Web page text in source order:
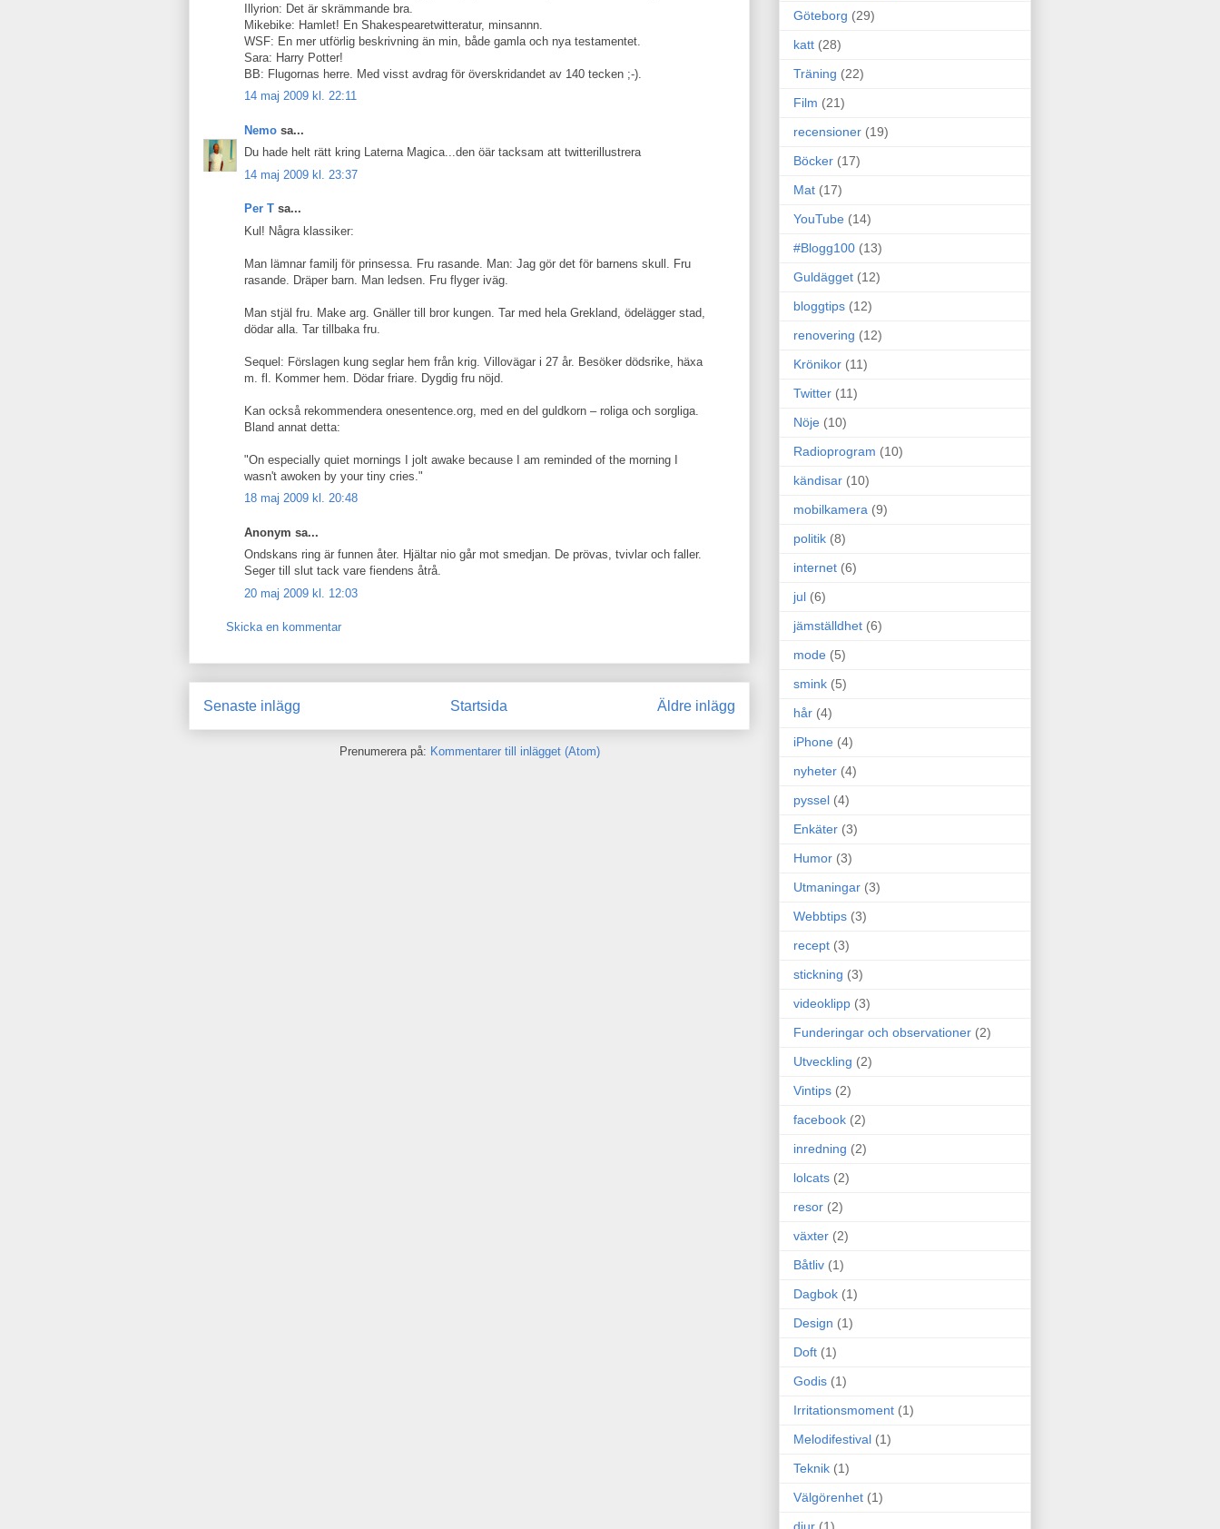
Illyrion: Det är skrämmande bra.
Mikebike: Hamlet! En Shakespearetwitteratur, minsannn.
WSF: En mer utförlig beskrivning än min, både gamla och nya testamentet.
Sara: Harry Potter!
BB: Flugornas herre. Med visst avdrag för överskridandet av 140 tecken ;-).
14 maj 2009 kl. 22:11
Nemo sa...
Du hade helt rätt kring Laterna Magica...den öär tacksam att twitterillustrera
14 maj 2009 kl. 23:37
Per T sa...
Kul! Några klassiker:
Man lämnar familj för prinsessa. Fru rasande. Man: Jag gör det för barnens skull. Fru
rasande. Dräper barn. Man ledsen. Fru flyger iväg.
Man stjäl fru. Make arg. Gnäller till bror kungen. Tar med hela Grekland, ödelägger stad,
dödar alla. Tar tillbaka fru.
Sequel: Förslagen kung seglar hem från krig. Villovägar i 27 år. Besöker dödsrike, häxa
m. fl. Kommer hem. Dödar friare. Dygdig fru nöjd.
Kan också rekommendera onesentence.org, med en del guldkorn – roliga och sorgliga.
Bland annat detta:
"On especially quiet mornings I jolt awake because I am reminded of the morning I
wasn't awoken by your tiny cries."
18 maj 2009 kl. 20:48
Anonym sa...
Ondskans ring är funnen åter. Hjältar nio går mot smedjan. De prövas, tvivlar och faller.
Seger till slut tack vare fiendens åtrå.
20 maj 2009 kl. 12:03
Skicka en kommentar
Senaste inlägg Äldre inlägg
Startsida
Prenumerera på: Kommentarer till inlägget (Atom)
Göteborg (29)
katt (28)
Träning (22)
Film (21)
recensioner (19)
Böcker (17)
Mat (17)
YouTube (14)
#Blogg100 (13)
Guldägget (12)
bloggtips (12)
renovering (12)
Krönikor (11)
Twitter (11)
Nöje (10)
Radioprogram (10)
kändisar (10)
mobilkamera (9)
politik (8)
internet (6)
jul (6)
jämställdhet (6)
mode (5)
smink (5)
hår (4)
iPhone (4)
nyheter (4)
pyssel (4)
Enkäter (3)
Humor (3)
Utmaningar (3)
Webbtips (3)
recept (3)
stickning (3)
videoklipp (3)
Funderingar och observationer (2)
Utveckling (2)
Vintips (2)
facebook (2)
inredning (2)
lolcats (2)
resor (2)
växter (2)
Båtliv (1)
Dagbok (1)
Design (1)
Doft (1)
Godis (1)
Irritationsmoment (1)
Melodifestival (1)
Teknik (1)
Välgörenhet (1)